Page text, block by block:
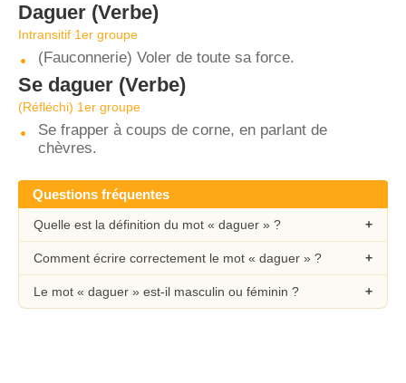
Daguer (Verbe)
Intransitif 1er groupe
(Fauconnerie) Voler de toute sa force.
Se daguer (Verbe)
(Réfléchi) 1er groupe
Se frapper à coups de corne, en parlant de
chèvres.
Questions fréquentes
Quelle est la définition du mot « daguer » ?
Comment écrire correctement le mot « daguer » ?
Le mot « daguer » est-il masculin ou féminin ?